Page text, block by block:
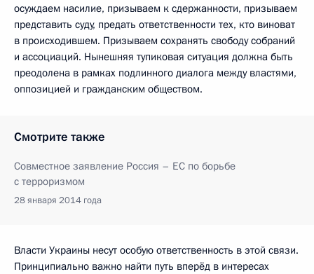
осуждаем насилие, призываем к сдержанности, призываем
представить суду, предать ответственности тех, кто виноват
в происходившем. Призываем сохранять свободу собраний
и ассоциаций. Нынешняя тупиковая ситуация должна быть
преодолена в рамках подлинного диалога между властями,
оппозицией и гражданским обществом.
Смотрите также
Совместное заявление Россия – ЕС по борьбе
с терроризмом
28 января 2014 года
Власти Украины несут особую ответственность в этой связи.
Принципиально важно найти путь вперёд в интересах